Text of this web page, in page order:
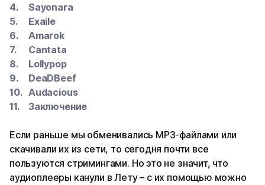
Sayonara
Exaile
Amarok
Cantata
Lollypop
DeaDBeef
Audacious
Заключение
Если раньше мы обменивались MP3-файлами или
скачивали их из сети, то сегодня почти все
пользуются стримингами. Но это не значит, что
аудиоплееры канули в Лету – с их помощью можно